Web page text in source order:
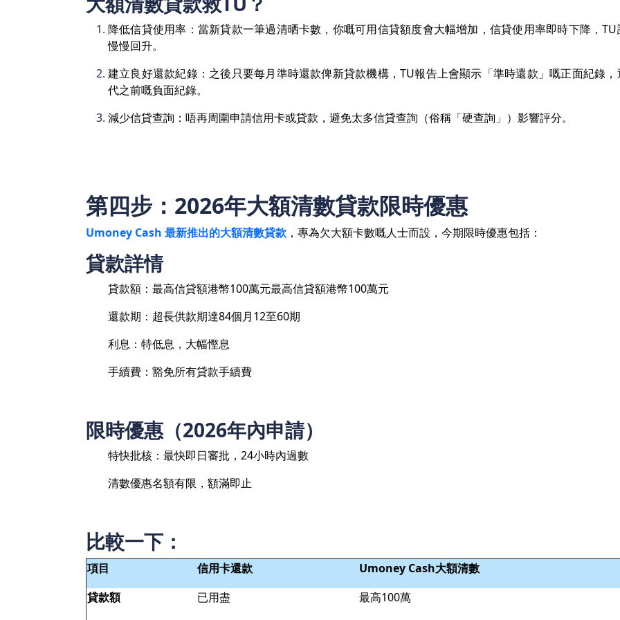
降低信貸使用率：當新貸款一筆過清晒卡數，你嘅可用信貸額度會大幅增加，信貸使用率即時下降，TU
慢慢回升。
建立良好還款紀錄：之後只要每月準時還款俾新貸款機構，TU報告上會顯示「準時還款」嘅正面紀錄，
代之前嘅負面紀錄。
減少信貸查詢：唔再周圍申請信用卡或貸款，避免太多信貸查詢（俗稱「硬查詢」）影響評分。
第四步：2026年大額清數貸款限時優惠
Umoney Cash 最新推出的大額清數貸款，專為欠大額卡數嘅人士而設，今期限時優惠包括：
貸款詳情
貸款額：最高信貸額港幣100萬元最高信貸額港幣100萬元
還款期：超長供款期達84個月12至60期
利息：特低息，大幅慳息
手續費：豁免所有貸款手續費
限時優惠（2026年內申請）
特快批核：最快即日審批，24小時內過數
清數優惠名額有限，額滿即止
比較一下：
項目 信用卡還款
Umoney Cash大額清數
貸款額
已用盡
最高100萬